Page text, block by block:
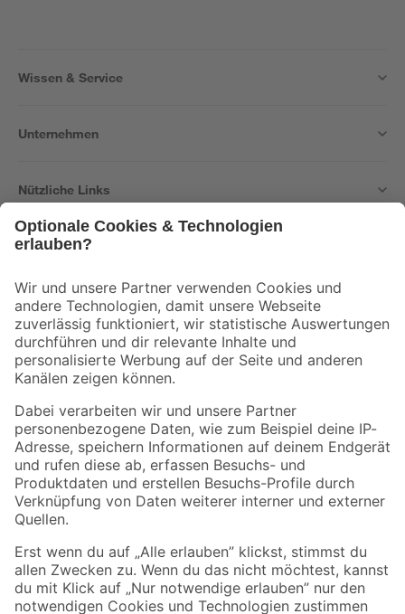
Wissen & Service
Unternehmen
Nützliche Links
Der toom Newsletter: Keine Angebote und Aktionen mehr verpassen!
Zur Newsletter Anmeldung
Folge uns
Zahlungsarten Versandarten
Sicher einkaufen
Jetzt die toom-App herunterladen